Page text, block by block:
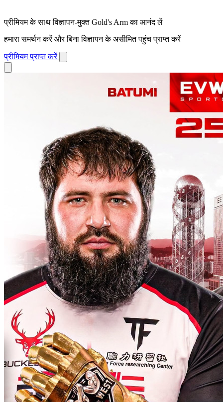
प्रीमियम के साथ विज्ञापन-मुक्त Gold's Arm का आनंद लें
हमारा समर्थन करें और बिना विज्ञापन के असीमित पहुंच प्राप्त करें
प्रीमियम प्राप्त करें